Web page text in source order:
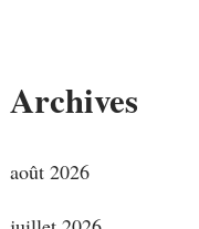
Archives
août 2026